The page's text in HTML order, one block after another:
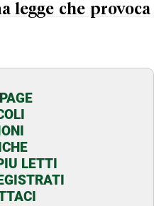
legge che provoca
LETTI